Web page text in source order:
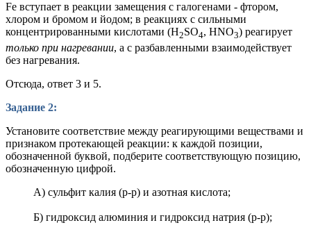
Fe вступает в реакции замещения с галогенами - фтором,
хлором и бромом и йодом; в реакциях с сильными
концентрированными кислотами (H2SO4, HNO3) реагирует
только при нагревании, а с разбавленными взаимодействует
без нагревания.
Отсюда, ответ 3 и 5.
Задание 2:
Установите соответствие между реагирующими веществами и
признаком протекающей реакции: к каждой позиции,
обозначенной буквой, подберите соответствующую позицию,
обозначенную цифрой.
А) сульфит калия (р-р) и азотная кислота;
Б) гидроксид алюминия и гидроксид натрия (р-р);